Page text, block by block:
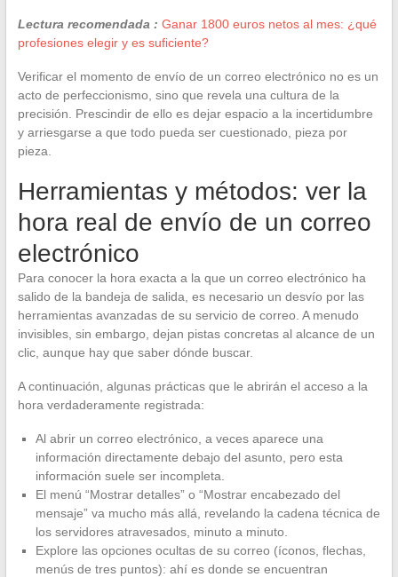
Lectura recomendada : Ganar 1800 euros netos al mes: ¿qué
profesiones elegir y es suficiente?
Verificar el momento de envío de un correo electrónico no es un
acto de perfeccionismo, sino que revela una cultura de la
precisión. Prescindir de ello es dejar espacio a la incertidumbre
y arriesgarse a que todo pueda ser cuestionado, pieza por
pieza.
Herramientas y métodos: ver la
hora real de envío de un correo
electrónico
Para conocer la hora exacta a la que un correo electrónico ha
salido de la bandeja de salida, es necesario un desvío por las
herramientas avanzadas de su servicio de correo. A menudo
invisibles, sin embargo, dejan pistas concretas al alcance de un
clic, aunque hay que saber dónde buscar.
A continuación, algunas prácticas que le abrirán el acceso a la
hora verdaderamente registrada:
Al abrir un correo electrónico, a veces aparece una
información directamente debajo del asunto, pero esta
información suele ser incompleta.
El menú “Mostrar detalles” o “Mostrar encabezado del
mensaje” va mucho más allá, revelando la cadena técnica de
los servidores atravesados, minuto a minuto.
Explore las opciones ocultas de su correo (íconos, flechas,
menús de tres puntos): ahí es donde se encuentran